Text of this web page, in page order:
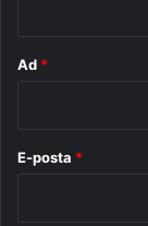
Ad *
E-posta *